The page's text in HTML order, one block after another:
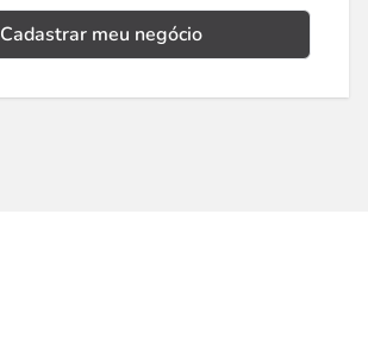
Cadastrar meu negócio